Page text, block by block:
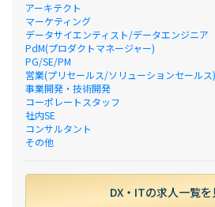
アーキテクト
マーケティング
データサイエンティスト/データエンジニア
PdM(プロダクトマネージャー)
PG/SE/PM
営業(プリセールス/ソリューションセールス)
事業開発・技術開発
コーポレートスタッフ
社内SE
コンサルタント
その他
DX・ITの求人一覧を